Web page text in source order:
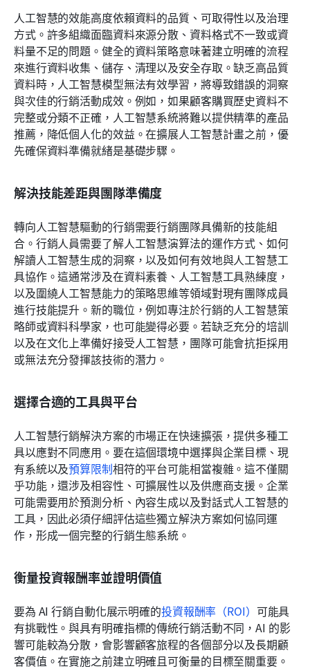
人工智慧的效能高度依賴資料的品質、可取得性以及治理
方式。許多組織面臨資料來源分散、資料格式不一致或資
料量不足的問題。健全的資料策略意味著建立明確的流程
來進行資料收集、儲存、清理以及安全存取。缺乏高品質
資料時，人工智慧模型無法有效學習，將導致錯誤的洞察
與次佳的行銷活動成效。例如，如果顧客購買歷史資料不
完整或分類不正確，人工智慧系統將難以提供精準的產品
推薦，降低個人化的效益。在擴展人工智慧計畫之前，優
先確保資料準備就緒是基礎步驟。
解決技能差距與團隊準備度
轉向人工智慧驅動的行銷需要行銷團隊具備新的技能組
合。行銷人員需要了解人工智慧演算法的運作方式、如何
解讀人工智慧生成的洞察，以及如何有效地與人工智慧工
具協作。這通常涉及在資料素養、人工智慧工具熟練度，
以及圍繞人工智慧能力的策略思維等領域對現有團隊成員
進行技能提升。新的職位，例如專注於行銷的人工智慧策
略師或資料科學家，也可能變得必要。若缺乏充分的培訓
以及在文化上準備好接受人工智慧，團隊可能會抗拒採用
或無法充分發揮該技術的潛力。
選擇合適的工具與平台
人工智慧行銷解決方案的市場正在快速擴張，提供多種工
具以應對不同應用。要在這個環境中選擇與企業目標、現
有系統以及預算限制相符的平台可能相當複雜。這不僅關
乎功能，還涉及相容性、可擴展性以及供應商支援。企業
可能需要用於預測分析、內容生成以及對話式人工智慧的
工具，因此必須仔細評估這些獨立解決方案如何協同運
作，形成一個完整的行銷生態系統。
衡量投資報酬率並證明價值
要為 AI 行銷自動化展示明確的投資報酬率（ROI） 可能具
有挑戰性。與具有明確指標的傳統行銷活動不同，AI 的影
響可能較為分散，會影響顧客旅程的各個部分以及長期顧
客價值。在實施之前建立明確且可衡量的目標至關重要。